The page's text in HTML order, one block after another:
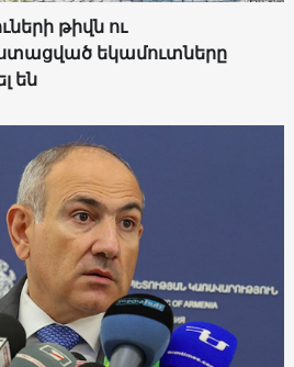
թիվն ու
ստացված եկամուտները
են